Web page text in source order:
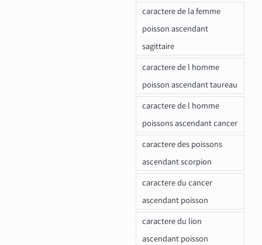
caractere de la femme
poisson ascendant
sagittaire
caractere de l homme
poisson ascendant taureau
caractere de l homme
poissons ascendant cancer
caractere des poissons
ascendant scorpion
caractere du cancer
ascendant poisson
caractere du lion
ascendant poisson